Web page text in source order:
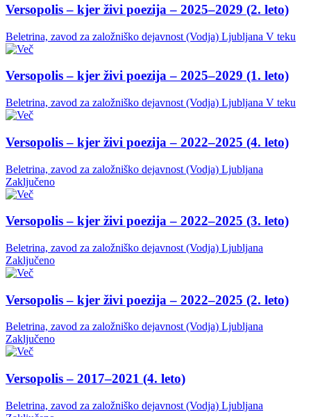
Versopolis – kjer živi poezija – 2025–2029 (2. leto)
Beletrina, zavod za založniško dejavnost (Vodja) Ljubljana V teku
Versopolis – kjer živi poezija – 2025–2029 (1. leto)
Beletrina, zavod za založniško dejavnost (Vodja) Ljubljana V teku
Versopolis – kjer živi poezija – 2022–2025 (4. leto)
Beletrina, zavod za založniško dejavnost (Vodja) Ljubljana
Zaključeno
Versopolis – kjer živi poezija – 2022–2025 (3. leto)
Beletrina, zavod za založniško dejavnost (Vodja) Ljubljana
Zaključeno
Versopolis – kjer živi poezija – 2022–2025 (2. leto)
Beletrina, zavod za založniško dejavnost (Vodja) Ljubljana
Zaključeno
Versopolis – 2017–2021 (4. leto)
Beletrina, zavod za založniško dejavnost (Vodja) Ljubljana